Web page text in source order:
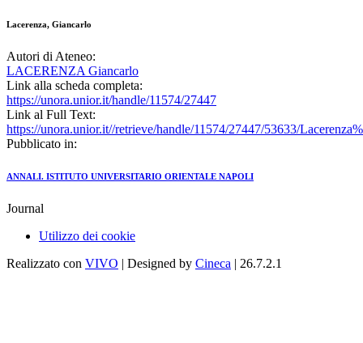
Lacerenza, Giancarlo
Autori di Ateneo:
LACERENZA Giancarlo
Link alla scheda completa:
https://unora.unior.it/handle/11574/27447
Link al Full Text:
https://unora.unior.it//retrieve/handle/11574/27447/53633/
Pubblicato in:
ANNALI. ISTITUTO UNIVERSITARIO ORIENTALE NAPOLI
Journal
Utilizzo dei cookie
Realizzato con VIVO | Designed by Cineca | 26.7.2.1